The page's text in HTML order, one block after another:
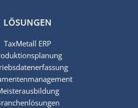
LÖSUNGEN
TaxMetall ERP